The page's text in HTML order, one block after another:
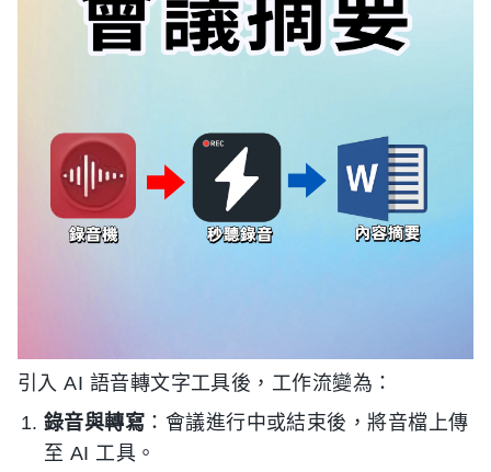
引入 AI 語音轉文字工具後，工作流變為：
錄音與轉寫 ：會議進行中或結束後，將音檔上傳
至 AI 工具。